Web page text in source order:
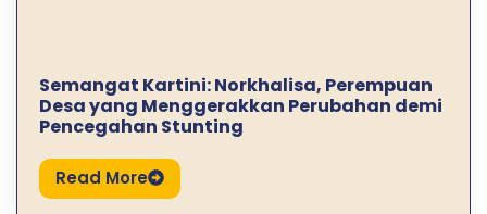
Semangat Kartini: Norkhalisa, Perempuan
Desa yang Menggerakkan Perubahan demi
Pencegahan Stunting
Read More